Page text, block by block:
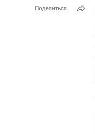
Поделиться